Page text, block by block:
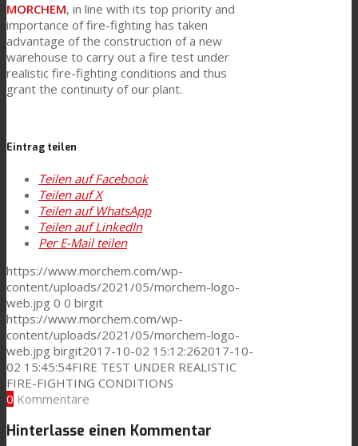
Consumer Care
Kundenservice
Zertifikate
Karriere
News
MORCHEM, in line with its top priority and
importance of fire-fighting has taken
advantage of the construction of a new
warehouse to carry out a fire test under
realistic fire-fighting conditions and thus
grant the continuity of our plant.
Eintrag teilen
Teilen auf Facebook
Teilen auf X
Teilen auf WhatsApp
Teilen auf LinkedIn
Per E-Mail teilen
https://www.morchem.com/wp-
content/uploads/2021/05/morchem-logo-
web.jpg 0 0 birgit
https://www.morchem.com/wp-
content/uploads/2021/05/morchem-logo-
web.jpg birgit2017-10-02 15:12:262017-10-
02 15:45:54FIRE TEST UNDER REALISTIC
FIRE-FIGHTING CONDITIONS
0 Kommentare
Hinterlasse einen Kommentar